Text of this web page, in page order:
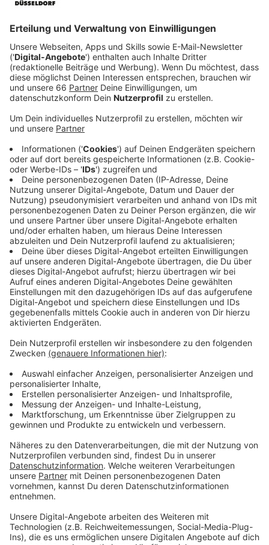
©Sport1
Robert Marijanovic, Katharina Kleinfeldt und Basti
Schwele berichten für Sport1 von der Darts-
Weltmeisterschaft
Anzeige
DerTV-Sender Sport1und derStreaming-Dienst
DAZN übertragen umfangreich von den insgesamt 28
Sessions. "Da können sich Leben ändern. Es ist einfach
das größte und wichtigste Turnier", sagte Clemens.
Pausen gibt es nur an den drei Weihnachtstagen sowie
an Silvester. Sonst wird täglich gespielt, an den
meisten Tagen von 13.30 Uhr bis Mitternacht
(deutscher Zeit).
Sport1 wird in diesem Jahr erneut mit dem
Kommentatoren-Duo Basti Schwele und Robert
Marijanovic an den Start gehen, sie werden ab dem
Viertelfinale (1. Januar) sogar von vor Ort
kommentieren. Dazu wird Katharina Kleinfeldt
Interviews durchführen und die Spiele der
Weltmeisterschaft analysieren.
Anzeige
Darts-WM: Das Starterfeld - mit zwei Frauen
Anzeige
Unter den 96 Starternsind neben Stars und Champions
wie Michael Smith, Michael van Gerwen oder Irokesen-